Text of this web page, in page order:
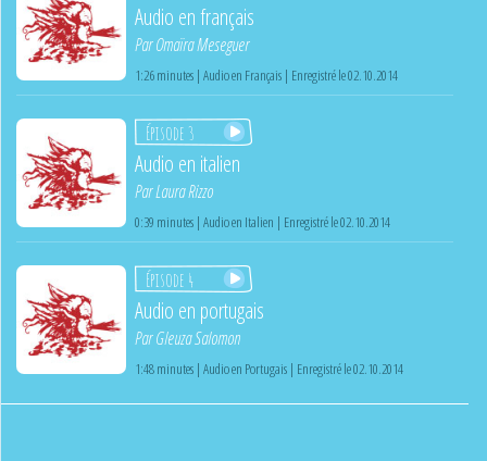
Audio en français
ParOmaïra Meseguer
1:26 minutes | Audio en Français | Enregistré le 02.10.2014
Épisode 3
Audio en italien
ParLaura Rizzo
0:39 minutes | Audio en Italien | Enregistré le 02.10.2014
Épisode 4
Audio en portugais
ParGleuza Salomon
1:48 minutes | Audio en Portugais | Enregistré le 02.10.2014